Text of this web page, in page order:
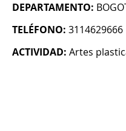
DEPARTAMENTO:
TELÉFONO: 3114629666
ACTIVIDAD: Artes